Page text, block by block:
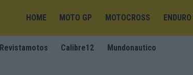
HOME MOTO GP MOTOCROSS ENDURO
Revistamotos Calibre12 Mundonautico